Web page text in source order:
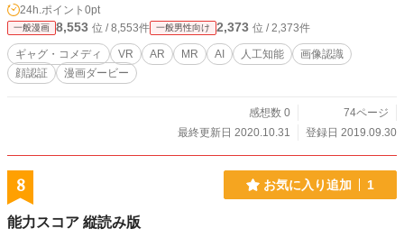
24h.ポイント 0pt
一般漫画 8,553 位 / 8,553件 一般男性向け 2,373 位 / 2,373件
ギャグ・コメディ VR AR MR AI 人工知能
画像認識
顔認証
漫画ダービー
感想数 0
74ページ
最終更新日 2020.10.31
登録日 2019.09.30
8 お気に入り追加 1
能力スコア 縦読み版